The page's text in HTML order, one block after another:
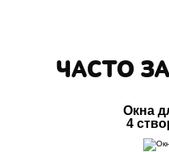
ЧАСТО
Окна
4